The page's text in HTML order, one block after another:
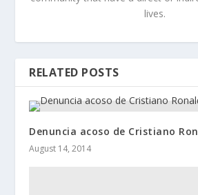
lives.
RELATED POSTS
Denuncia acoso de Cristiano
August 14, 2014